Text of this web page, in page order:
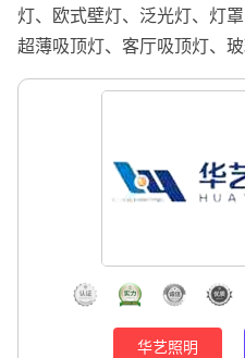
灯、欧式壁灯、泛光灯、灯
超薄吸顶灯、客厅吸顶灯、玻
华艺照明